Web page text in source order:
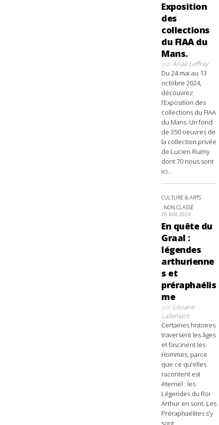
Exposition
des
collections
du FIAA du
Mans.
parAnaë Leffray
Du 24 mai au 13
octobre 2024,
découvrez
l’Exposition des
collections du FIAA
du Mans. Un fond
de 350 oeuvres de
la collection privée
de Lucien Ruimy
dont 70 nous sont
ici...
CULTURE & ARTS
NON CLASSÉ
26 MAI 2024
En quête du
Graal :
légendes
arthurienne
s et
préraphaélis
me
parLouane
Lallemant
Certaines histoires
traversent les âges
et fascinent les
Hommes, parce
que ce qu'elles
racontent est
éternel : les
Légendes du Roi
Arthur en sont. Les
Préraphaélites s'y
sont